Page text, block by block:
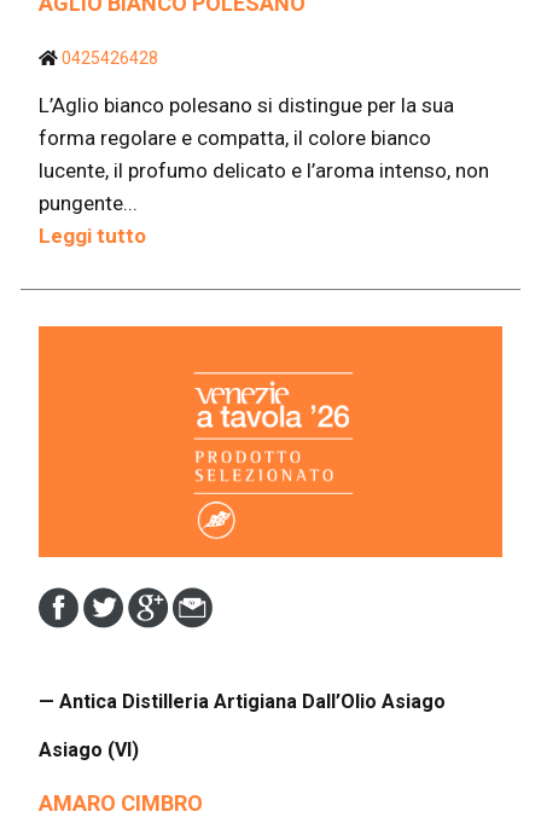
0425426428
L’Aglio bianco polesano si distingue per la sua
forma regolare e compatta, il colore bianco
lucente, il profumo delicato e l’aroma intenso, non
pungente...
Leggi tutto
— Antica Distilleria Artigiana Dall’Olio Asiago
Asiago (VI)
AMARO CIMBRO